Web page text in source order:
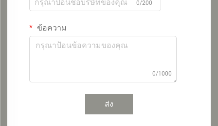
0/200
ข้อความ
0/1000
ส่ง